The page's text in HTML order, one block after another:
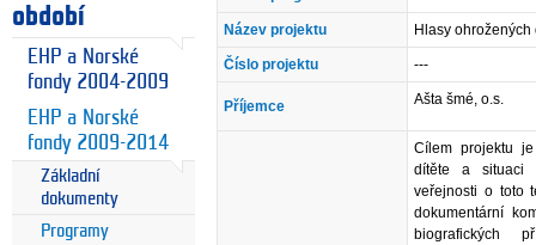
období
EHP a Norské
fondy 2004-2009
EHP a Norské
fondy 2009-2014
Základní
dokumenty
Programy
Název projektu Hlasy ohrožených
Číslo projektu ---
Příjemce Ašta šmé, o.s.
Cílem projektu
dítěte a situaci
veřejnosti o toto
dokumentární
biografických